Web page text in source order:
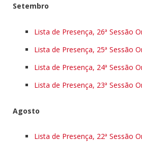
Setembro
Lista de Presença, 26ª Sessão
Lista de Presença, 25ª Sessão
Lista de Presença, 24ª Sessão
Lista de Presença, 23ª Sessão
Agosto
Lista de Presença, 22ª Sessão